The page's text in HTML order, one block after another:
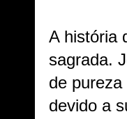
A história
sagrada.
de
devido a